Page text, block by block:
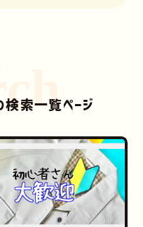
検索一覧ページ